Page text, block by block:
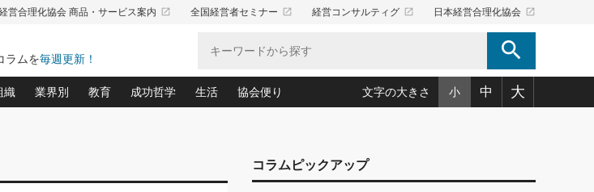
営合理化協会 商品・サービス案内 launch 全国経営者セミナー launch 経営コンサルティグ launch 日本経営合理化協会 launch
ラムを毎週更新！ search
陽の社長業ネクスト」
る決算書にするために、やっておきたいこと(34)
織
中小企業の新たな法律リスク(178)
業界別
売れる住宅を創る 100の視点(100)
教育
あなただからお願いしたいと思われる 気配りの達人(127)
成功哲学
中国哲学に学ぶ 不況は会社守成の好機(38)
令和時代の「社長の人間力の磨き方」(86)
生活
おのころ心平の ──社長のための「か・ら・だマネジメント」
協会便り
「愛読者通信」著者インタビュー(44)
ビジネス見聞録 経営ニュース(100)
文字の大きさ 小 中 大
コラムピックアップ